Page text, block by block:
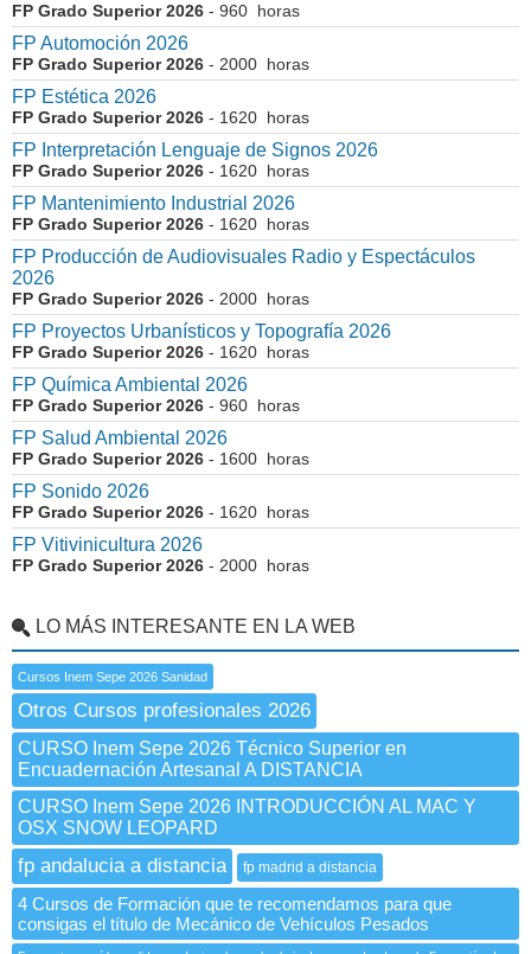
FP Grado Superior 2026 - 960 horas
FP Automoción 2026
FP Grado Superior 2026 - 2000 horas
FP Estética 2026
FP Grado Superior 2026 - 1620 horas
FP Interpretación Lenguaje de Signos 2026
FP Grado Superior 2026 - 1620 horas
FP Mantenimiento Industrial 2026
FP Grado Superior 2026 - 1620 horas
FP Producción de Audiovisuales Radio y Espectáculos
2026
FP Grado Superior 2026 - 2000 horas
FP Proyectos Urbanísticos y Topografía 2026
FP Grado Superior 2026 - 1620 horas
FP Química Ambiental 2026
FP Grado Superior 2026 - 960 horas
FP Salud Ambiental 2026
FP Grado Superior 2026 - 1600 horas
FP Sonido 2026
FP Grado Superior 2026 - 1620 horas
FP Vitivinicultura 2026
FP Grado Superior 2026 - 2000 horas
LO MÁS INTERESANTE EN LA WEB
Cursos Inem Sepe 2026 Sanidad
Otros Cursos profesionales 2026
CURSO Inem Sepe 2026 Técnico Superior en
Encuadernación Artesanal A DISTANCIA
CURSO Inem Sepe 2026 INTRODUCCIÓN AL MAC Y
OSX SNOW LEOPARD
fp andalucia a distancia fp madrid a distancia
4 Cursos de Formación que te recomendamos para que
consigas el título de Mecánico de Vehículos Pesados